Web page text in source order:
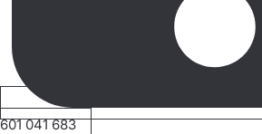
601 041 683